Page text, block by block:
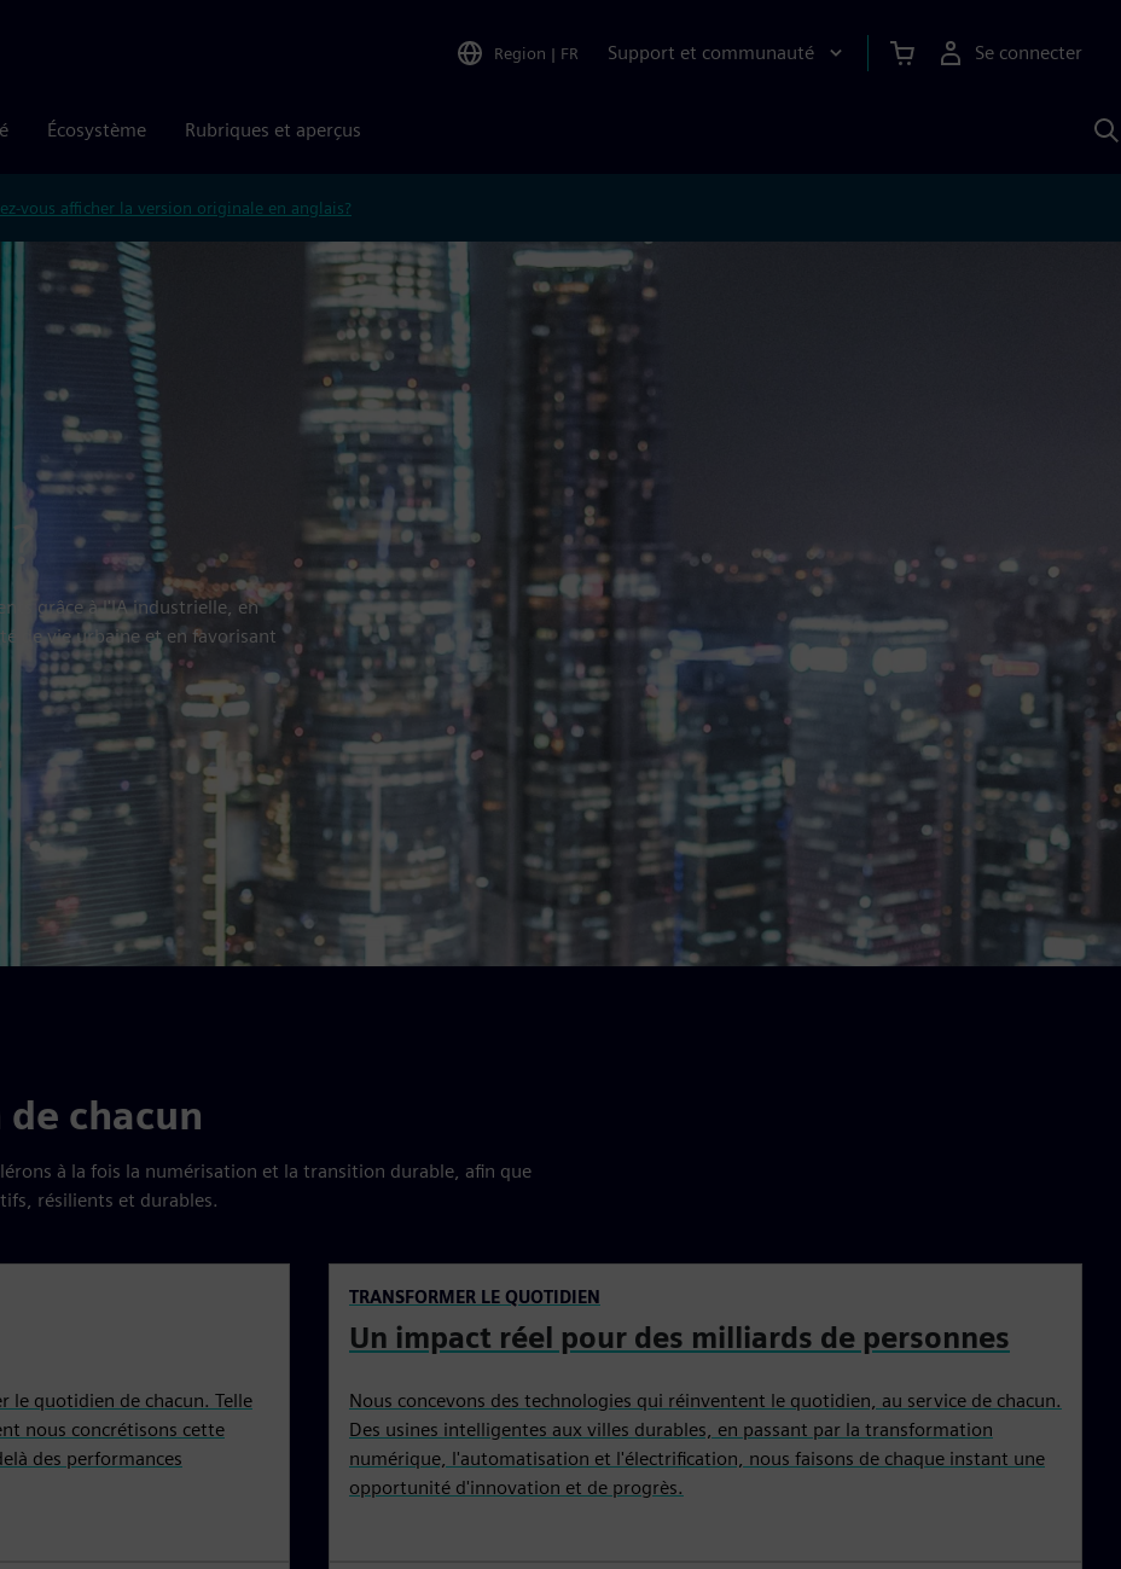
Region | FR Support et communauté Se connecter
Écosystème Rubriques et aperçus
vous afficher la version originale en anglais?
grâce à l'IA industrielle, en
de vie urbaine et en favorisant
chacun
à la fois la numérisation et la transition durable, afin que
résilients et durables.
le quotidien de chacun. Telle
nous concrétisons cette
des performances
TRANSFORMER LE QUOTIDIEN
Un impact réel pour des milliards de personnes
Nous concevons des technologies qui réinventent le quotidien, au service de chacun.
Des usines intelligentes aux villes durables, en passant par la transformation
numérique, l'automatisation et l'électrification, nous faisons de chaque instant une
opportunité d'innovation et de progrès.